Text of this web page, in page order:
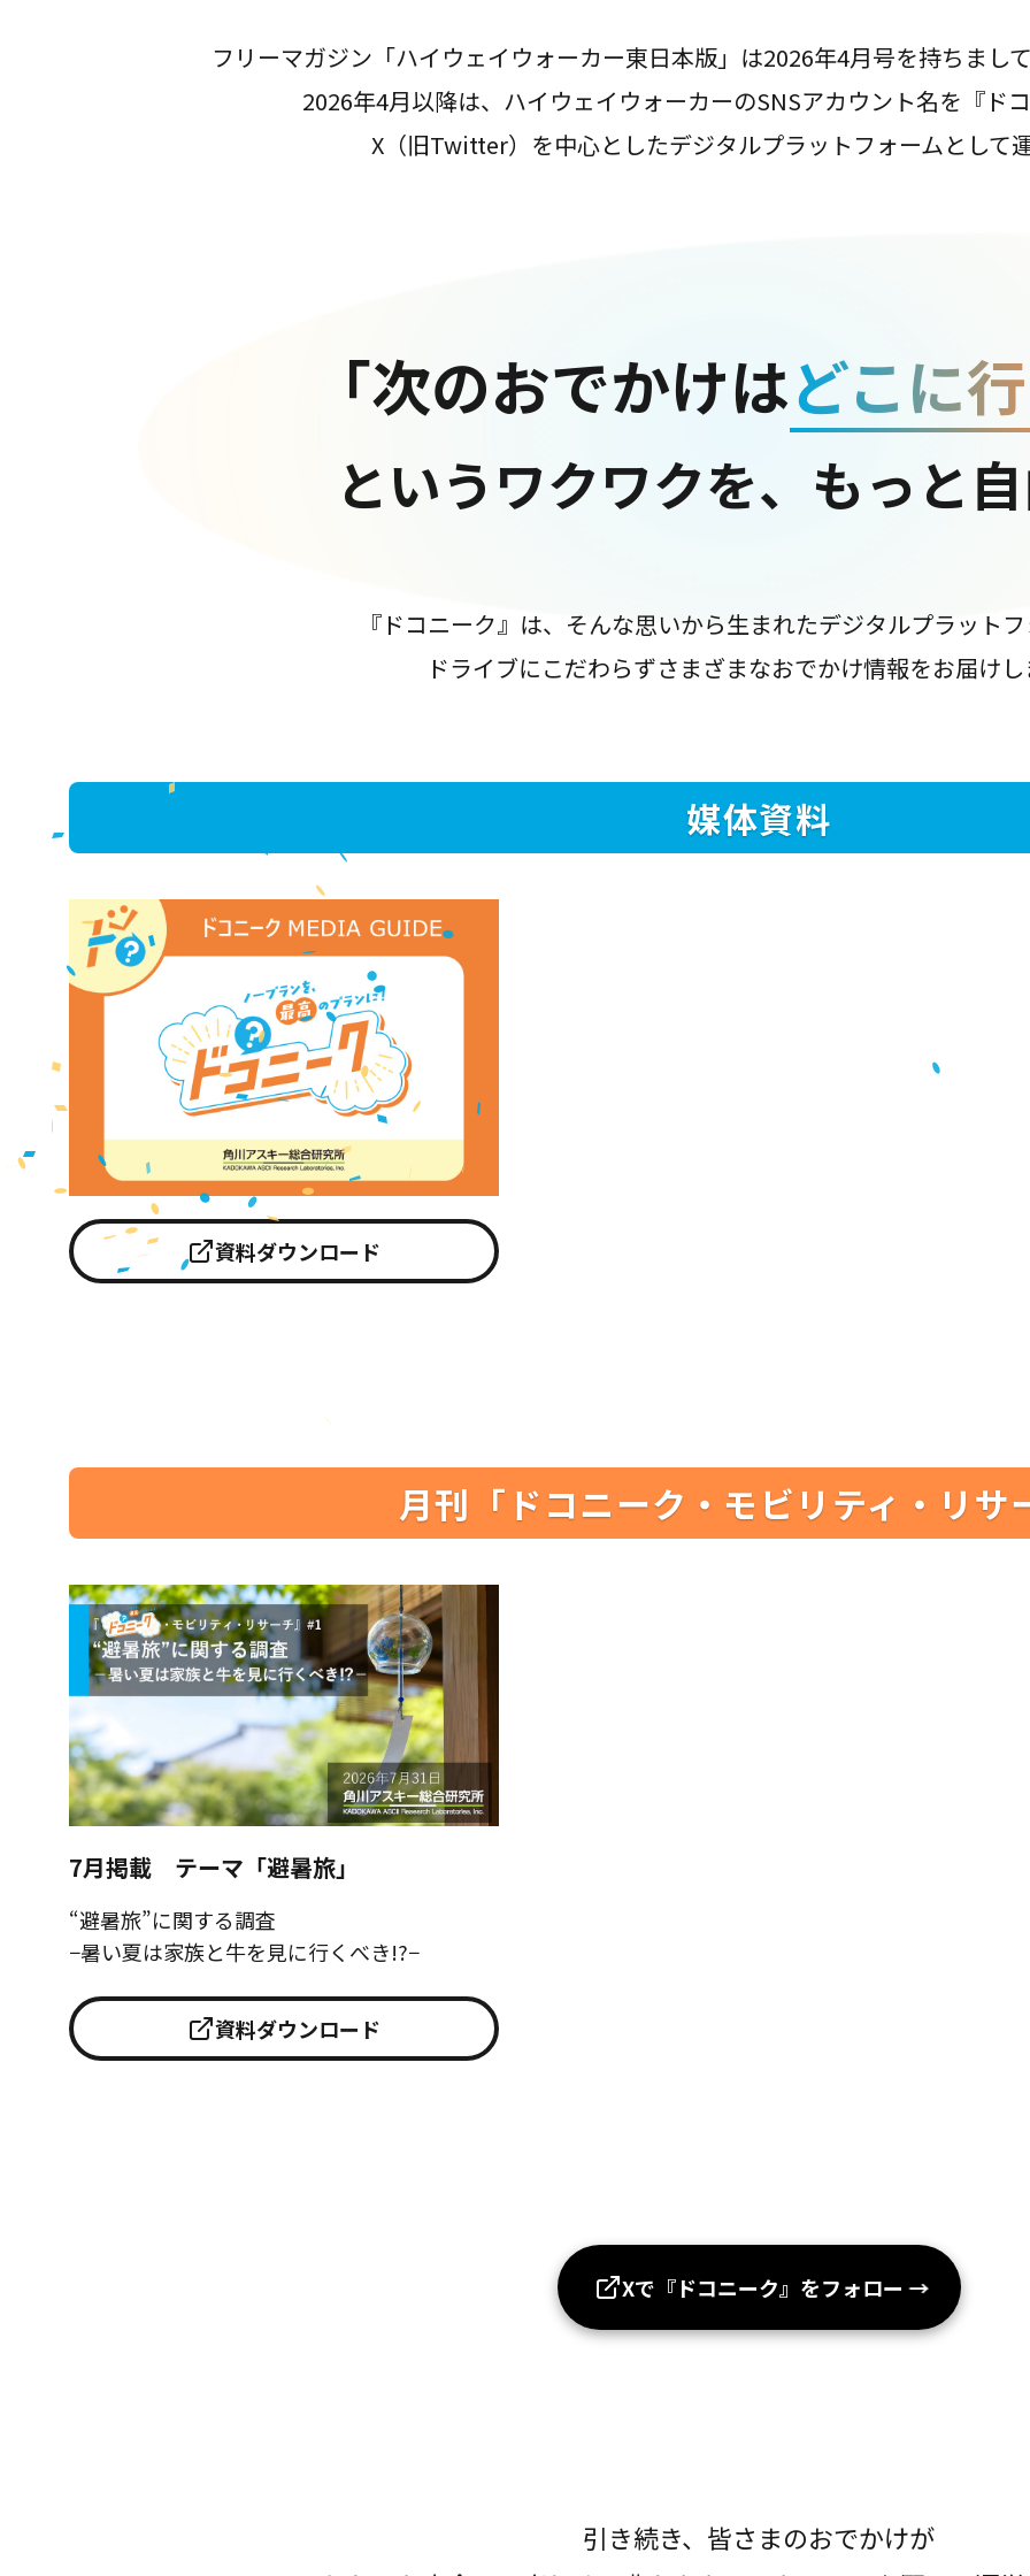
フリーマガジン「ハイウェイウォーカー東日本版」は2026年4月号を持ちまし
2026年4月以降は、ハイウェイウォーカーのSNSアカウント名を『ド
X（旧Twitter）を中心としたデジタルプラットフォームとして
「次のおでかけはどこに
というワクワクを、もっと
『ドコニーク』は、そんな思いから生まれたデジタルプラット
ドライブにこだわらずさまざまなおでかけ情報をお届け
媒体資料
資料ダウンロード
月刊「ドコニーク・モビリティ・リサ
7月掲載 テーマ「避暑旅」
“避暑旅”に関する調査
−暑い夏は家族と牛を見に行くべき!?−
資料ダウンロード
Xで『ドコニーク』をフォロー →
引き続き、皆さまのおでかけが